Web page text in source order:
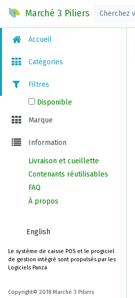
Marché 3 Piliers
Accueil
Catégories
Filtres
Disponible
Marque
Information
Livraison et cueillette
Contenants réutilisables
FAQ
À propos
English
Le système de caisse POS et le progiciel
de gestion intégré sont propulsés par les
Logiciels Panza
Copyright© 2018 Marché 3 Piliers